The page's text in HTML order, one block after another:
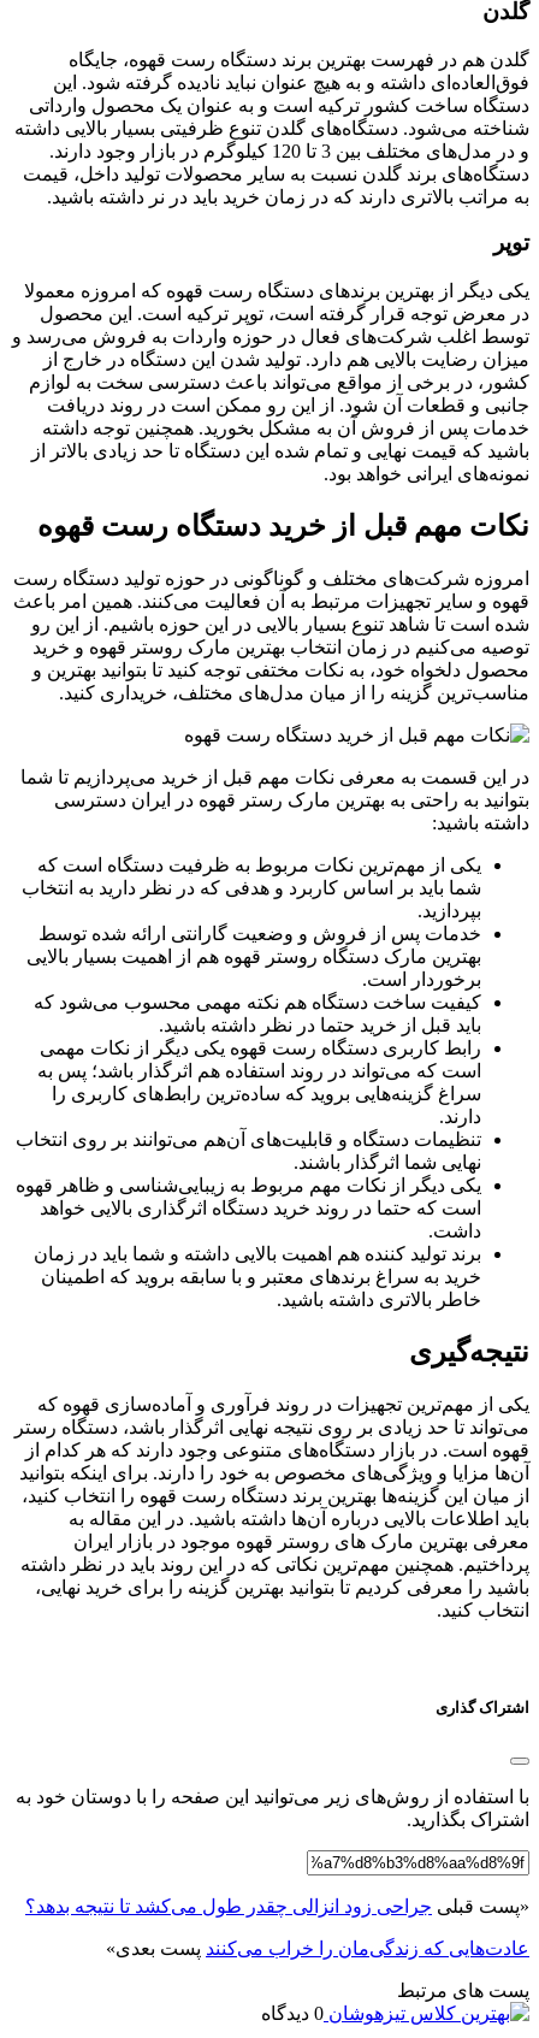
گلدن
گلدن هم در فهرست بهترین برند دستگاه رست قهوه، جایگاه
فوق‌العاده‌ای داشته و به هیچ عنوان نباید نادیده گرفته شود. این
دستگاه ساخت کشور ترکیه است و به عنوان یک محصول وارداتی
شناخته می‌شود. دستگاه‌های گلدن تنوع ظرفیتی بسیار بالایی داشته
و در مدل‌های مختلف بین 3 تا 120 کیلوگرم در بازار وجود دارند.
دستگاه‌های برند گلدن نسبت به سایر محصولات تولید داخل، قیمت
به مراتب بالاتری دارند که در زمان خرید باید در نر داشته باشید.
توپر
یکی دیگر از بهترین برندهای دستگاه رست قهوه که امروزه معمولا
در معرض توجه قرار گرفته است، توپر ترکیه است. این محصول
توسط اغلب شرکت‌های فعال در حوزه واردات به فروش می‌رسد و
میزان رضایت بالایی هم دارد. تولید شدن این دستگاه در خارج از
کشور، در برخی از مواقع می‌تواند باعث دسترسی سخت به لوازم
جانبی و قطعات آن شود. از این رو ممکن است در روند دریافت
خدمات پس از فروش آن به مشکل بخورید. همچنین توجه داشته
باشید که قیمت نهایی و تمام شده این دستگاه تا حد زیادی بالاتر از
نمونه‌های ایرانی خواهد بود.
نکات مهم قبل از خرید دستگاه رست قهوه
امروزه شرکت‌های مختلف و گوناگونی در حوزه تولید دستگاه رست
قهوه و سایر تجهیزات مرتبط به آن فعالیت می‌کنند. همین امر باعث
شده است تا شاهد تنوع بسیار بالایی در این حوزه باشیم. از این رو
توصیه می‌کنیم در زمان انتخاب بهترین مارک روستر قهوه و خرید
محصول دلخواه خود، به نکات مختفی توجه کنید تا بتوانید بهترین و
مناسب‌ترین گزینه را از میان مدل‌های مختلف، خریداری کنید.
در این قسمت به معرفی نکات مهم قبل از خرید می‌پردازیم تا شما
بتوانید به راحتی به بهترین مارک رستر قهوه در ایران دسترسی
داشته باشید:
یکی از مهم‌ترین نکات مربوط به ظرفیت دستگاه است که
شما باید بر اساس کاربرد و هدفی که در نظر دارید به انتخاب
بپردازید.
خدمات پس از فروش و وضعیت گارانتی ارائه شده توسط
بهترین مارک دستگاه روستر قهوه هم از اهمیت بسیار بالایی
برخوردار است.
کیفیت ساخت دستگاه هم نکته مهمی محسوب می‌شود که
باید قبل از خرید حتما در نظر داشته باشید.
رابط کاربری دستگاه رست قهوه یکی دیگر از نکات مهمی
است که می‌تواند در روند استفاده هم اثرگذار باشد؛ پس به
سراغ گزینه‌هایی بروید که ساده‌ترین رابط‌های کاربری را
دارند.
تنظیمات دستگاه و قابلیت‌های آن‌هم می‌توانند بر روی انتخاب
نهایی شما اثرگذار باشند.
یکی دیگر از نکات مهم مربوط به زیبایی‌شناسی و ظاهر قهوه
است که حتما در روند خرید دستگاه اثرگذاری بالایی خواهد
داشت.
برند تولید کننده هم اهمیت بالایی داشته و شما باید در زمان
خرید به سراغ برندهای معتبر و با سابقه بروید که اطمینان
خاطر بالاتری داشته باشید.
نتیجه‌گیری
یکی از مهم‌ترین تجهیزات در روند فرآوری و آماده‌سازی قهوه که
می‌تواند تا حد زیادی بر روی نتیجه نهایی اثرگذار باشد، دستگاه رستر
قهوه است. در بازار دستگاه‌های متنوعی وجود دارند که هر کدام از
آن‌ها مزایا و ویژگی‌های مخصوص به خود را دارند. برای اینکه بتوانید
از میان این گزینه‌ها بهترین برند دستگاه رست قهوه را انتخاب کنید،
باید اطلاعات بالایی درباره آن‌ها داشته باشید. در این مقاله به
معرفی بهترین مارک های روستر قهوه موجود در بازار ایران
پرداختیم. همچنین مهم‌ترین نکاتی که در این روند باید در نظر داشته
باشید را معرفی کردیم تا بتوانید بهترین گزینه را برای خرید نهایی،
انتخاب کنید.
اشتراک گذاری
با استفاده از روش‌های زیر می‌توانید این صفحه را با دوستان خود به
اشتراک بگذارید.
«پست قبلی جراحی زود انزالی چقدر طول می‌کشد تا نتیجه بدهد؟
عادت‌هایی که زندگی‌مان را خراب می‌کنند پست بعدی»
پست های مرتبط
0 دیدگاه